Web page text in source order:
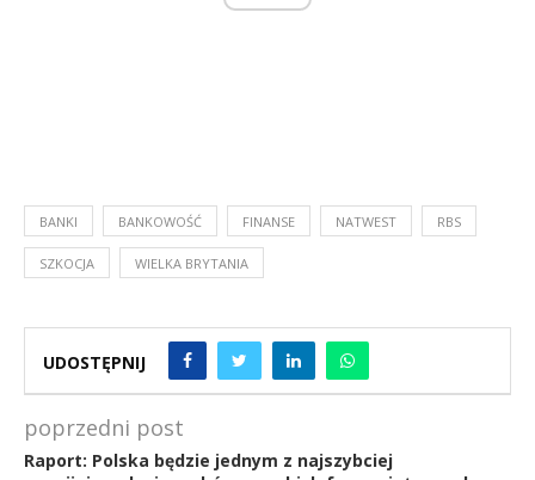
BANKI BANKOWOŚĆ FINANSE NATWEST RBS
SZKOCJA WIELKA BRYTANIA
UDOSTĘPNIJ
poprzedni post
Raport: Polska będzie jednym z najszybciej